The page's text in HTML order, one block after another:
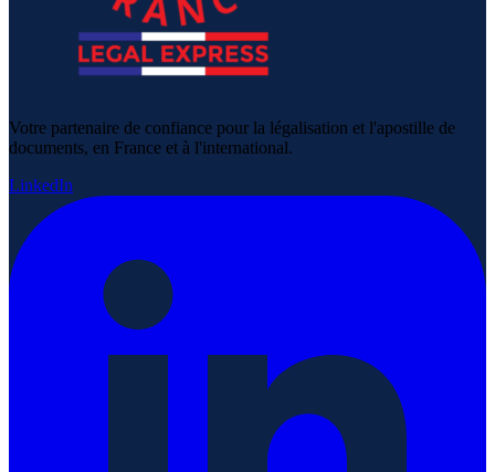
Votre partenaire de confiance pour la légalisation et l'apostille de
documents, en France et à l'international.
LinkedIn